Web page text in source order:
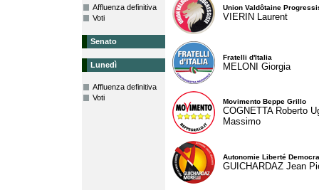
Affluenza definitiva
Voti
Senato
Lunedì
Affluenza definitiva
Voti
Union Valdôtaine
VIERIN Laurent
Fratelli d'Italia
MELONI Giorgia
Movimento Beppe Grillo
COGNETTA Roberto
Massimo
Autonomie Liberté
GUICHARDAZ Jean